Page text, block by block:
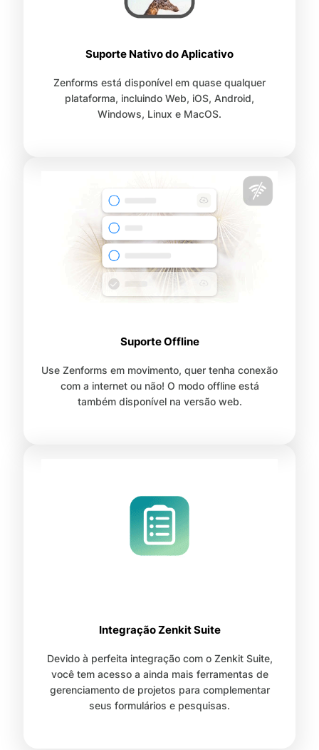
Suporte Nativo do Aplicativo
Zenforms está disponível em quase qualquer
plataforma, incluindo Web, iOS, Android,
Windows, Linux e MacOS.
Suporte Offline
Use Zenforms em movimento, quer tenha conexão
com a internet ou não! O modo offline está
também disponível na versão web.
Integração Zenkit Suite
Devido à perfeita integração com o Zenkit Suite,
você tem acesso a ainda mais ferramentas de
gerenciamento de projetos para complementar
seus formulários e pesquisas.